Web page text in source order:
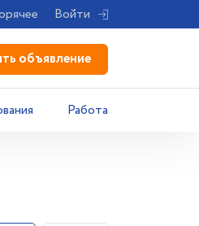
Войти
объявление
Работа